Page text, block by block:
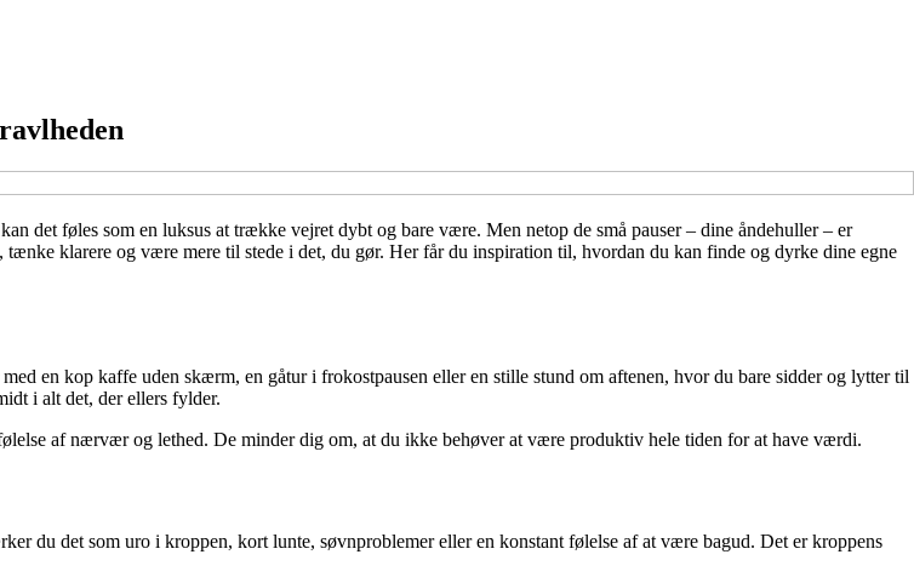
det føles som en luksus at trække vejret dybt og bare være. Men netop de små pauser – dine åndehuller – er
klarere og være mere til stede i det, du gør. Her får du inspiration til, hvordan du kan finde og dyrke dine egne
en kop kaffe uden skærm, en gåtur i frokostpausen eller en stille stund om aftenen, hvor du bare sidder og lytter til
i alt det, der ellers fylder.
af nærvær og lethed. De minder dig om, at du ikke behøver at være produktiv hele tiden for at have værdi.
du det som uro i kroppen, kort lunte, søvnproblemer eller en konstant følelse af at være bagud. Det er kroppens